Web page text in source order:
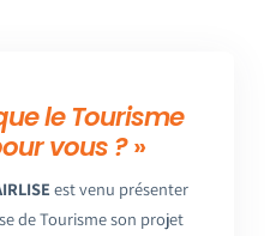
le Tourisme
vous ?»
est venu présenter
de Tourisme son projet